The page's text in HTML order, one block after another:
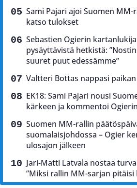
Sami Pajari ajoi Suomen
katso tulokset
Sebastien Ogierin
pysäyttävistä hetkistä:
suuret puut edessämme”
Valtteri Bottas nappasi
EK18: Sami Pajari nousi
kärkeen ja kommentoi
Suomen MM-rallin
suomalaisjohdossa – Ogier
ulosajon jälkeen
Jari-Matti Latvala nostaa
”Miksi rallin MM-sarjan pitäisi